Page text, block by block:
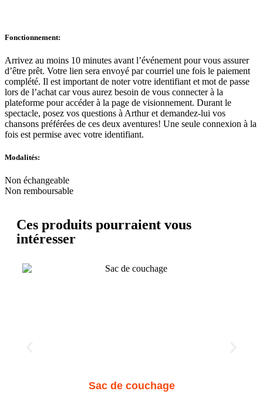
Fonctionnement:
Arrivez au moins 10 minutes avant l’événement pour vous assurer
d’être prêt. Votre lien sera envoyé par courriel une fois le paiement
complété. Il est important de noter votre identifiant et mot de passe
lors de l’achat car vous aurez besoin de vous connecter à la
plateforme pour accéder à la page de visionnement. Durant le
spectacle, posez vos questions à Arthur et demandez-lui vos
chansons préférées de ces deux aventures! Une seule connexion à la
fois est permise avec votre identifiant.
Modalités:
Non échangeable
Non remboursable
Ces produits pourraient vous
intéresser
Sac de couchage